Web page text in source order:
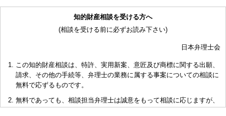
知的財産相談を受ける方へ
(相談を受ける前に必ずお読み下さい)
日本弁理士会
この知的財産相談は、特許、実用新案、意匠及び商標に関する出願、
請求、その他の手続等、弁理士の業務に属する事案についての相談に
無料で応ずるものです。
無料であっても、相談担当弁理士は誠意をもって相談に応じますが、